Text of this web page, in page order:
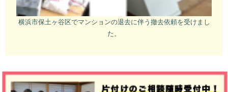
横浜市保土ヶ谷区でマンションの退去に伴う撤去依頼を受けまし
た。